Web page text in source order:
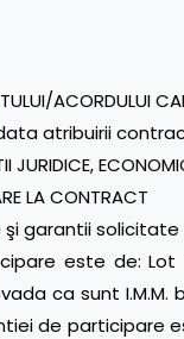
ACORDULUI
atribuirii
JURIDICE,
LA CONTRACT
şi garantii solicitate
este de: Lot
ca sunt
de participare